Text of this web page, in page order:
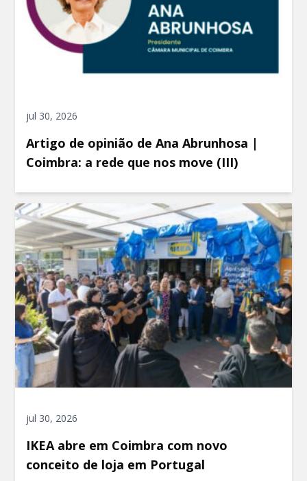
jul 30, 2026
Artigo de opinião de Ana Abrunhosa |
Coimbra: a rede que nos move (III)
jul 30, 2026
IKEA abre em Coimbra com novo
conceito de loja em Portugal